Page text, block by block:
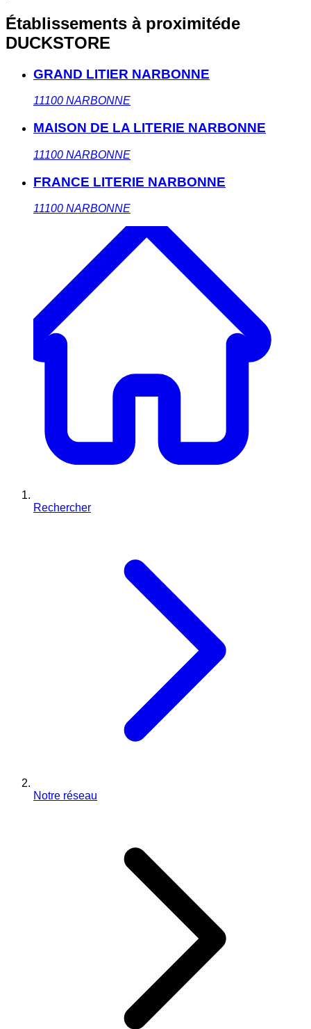
Établissements à proximitéde
DUCKSTORE
GRAND LITIER NARBONNE
11100 NARBONNE
MAISON DE LA LITERIE NARBONNE
11100 NARBONNE
FRANCE LITERIE NARBONNE
11100 NARBONNE
Rechercher
Notre réseau